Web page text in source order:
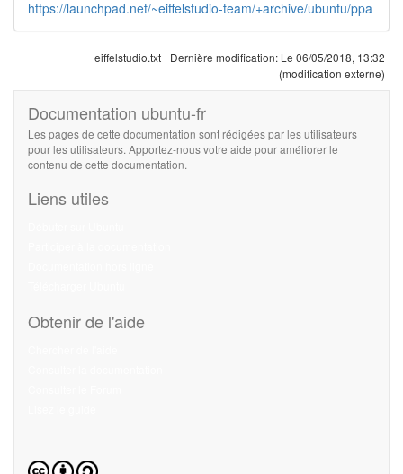
https://launchpad.net/~eiffelstudio-team/+archive/ubuntu/ppa
eiffelstudio.txt Dernière modification: Le 06/05/2018, 13:32
(modification externe)
Documentation ubuntu-fr
Les pages de cette documentation sont rédigées par les utilisateurs
pour les utilisateurs. Apportez-nous votre aide pour améliorer le
contenu de cette documentation.
Liens utiles
Obtenir de l'aide